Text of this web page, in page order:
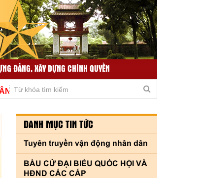
ĐẢNG, XÂY DỰNG CHÍNH QUYỀN
LIÊN QUAN
THƯ VIỆN VIDEO
CHẤT LƯỢNG, THÍCH ỨNG KỊP THỜI VÌ THỦ
DANH MỤC TIN TỨC
Tuyên truyền vận động nhân dân
BẦU CỬ ĐẠI BIỂU QUỐC HỘI VÀ
HĐND CÁC CẤP